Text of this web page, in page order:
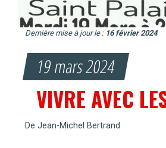
Dernière mise à jour le : 16 février 2024
19 mars 2024
VIVRE AVEC
De Jean-Michel Bertrand